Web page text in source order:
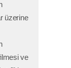
üzerine
ve